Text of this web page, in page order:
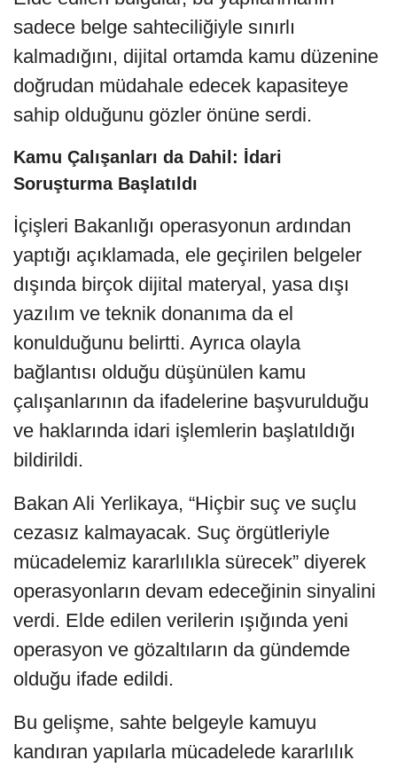
sadece belge sahteciliğiyle sınırlı
kalmadığını, dijital ortamda kamu düzenine
doğrudan müdahale edecek kapasiteye
sahip olduğunu gözler önüne serdi.
Kamu Çalışanları da Dahil: İdari
Soruşturma Başlatıldı
İçişleri Bakanlığı operasyonun ardından
yaptığı açıklamada, ele geçirilen belgeler
dışında birçok dijital materyal, yasa dışı
yazılım ve teknik donanıma da el
konulduğunu belirtti. Ayrıca olayla
bağlantısı olduğu düşünülen kamu
çalışanlarının da ifadelerine başvurulduğu
ve haklarında idari işlemlerin başlatıldığı
bildirildi.
Bakan Ali Yerlikaya, “Hiçbir suç ve suçlu
cezasız kalmayacak. Suç örgütleriyle
mücadelemiz kararlılıkla sürecek” diyerek
operasyonların devam edeceğinin sinyalini
verdi. Elde edilen verilerin ışığında yeni
operasyon ve gözaltıların da gündemde
olduğu ifade edildi.
Bu gelişme, sahte belgeyle kamuyu
kandıran yapılarla mücadelede kararlılık